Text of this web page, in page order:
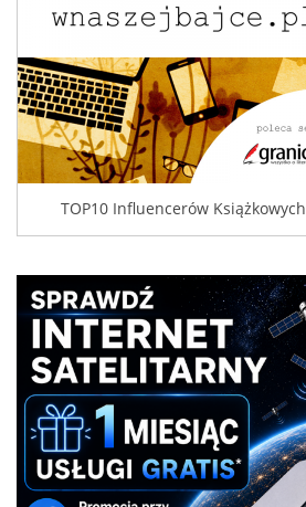
TOP10 Influencerów Książkowych